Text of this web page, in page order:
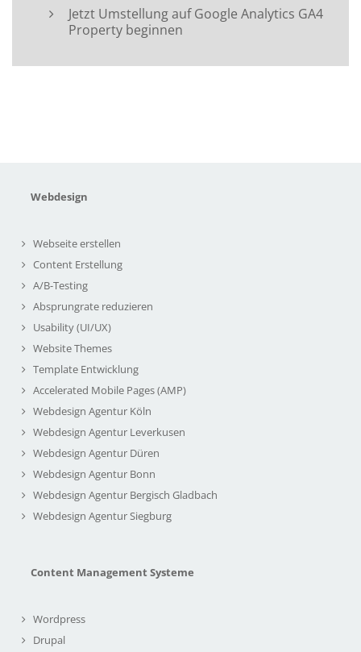
Jetzt Umstellung auf Google Analytics GA4
Property beginnen
Webdesign
Webseite erstellen
Content Erstellung
A/B-Testing
Absprungrate reduzieren
Usability (UI/UX)
Website Themes
Template Entwicklung
Accelerated Mobile Pages (AMP)
Webdesign Agentur Köln
Webdesign Agentur Leverkusen
Webdesign Agentur Düren
Webdesign Agentur Bonn
Webdesign Agentur Bergisch Gladbach
Webdesign Agentur Siegburg
Content Management Systeme
Wordpress
Drupal